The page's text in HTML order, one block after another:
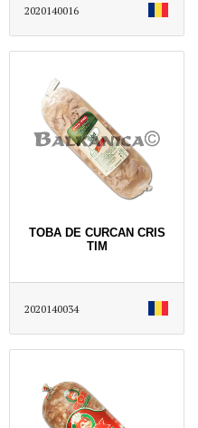
2020140016
TOBA DE CURCAN CRIS
TIM
2020140034